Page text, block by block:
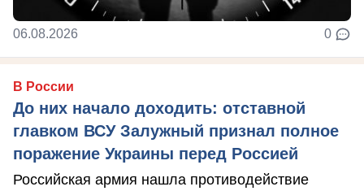
06.08.2026 0
В России
До них начало доходить: отставной
главком ВСУ Залужный признал полное
поражение Украины перед Россией
Российская армия нашла противодействие